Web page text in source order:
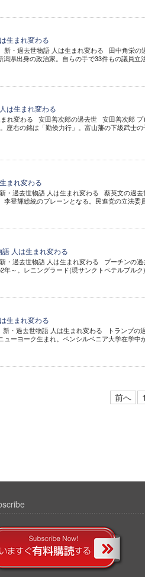
生まれ変わる
・過去世物語 人は生まれ変わる 田中角栄の
県出身の政治家。自らの手で33件もの議員立
は生まれ変わる
れ変わる 安田善次郎の過去世 安田善次郎 プ
座右の銘は「勤倹力行」。富山藩の下級武士
まれ変わる
過去世物語 人は生まれ変わる 蔡英文の過
登輝総統のブレーンとなる。民進党の立法委
人は生まれ変わる
過去世物語 人は生まれ変わる プーチンの
年～。レニングラード(現サンクトペテルブル
生まれ変わる
・過去世物語 人は生まれ変わる トランプの
ューヨーク生まれ。ペンシルベニア大学在学中
前へ 1